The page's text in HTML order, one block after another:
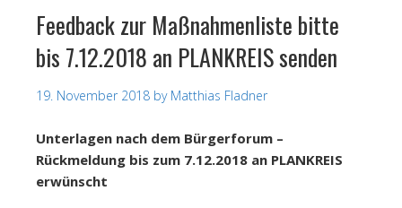
Feedback zur Maßnahmenliste bitte
bis 7.12.2018 an PLANKREIS senden
19. November 2018 by Matthias Fladner
Unterlagen nach dem Bürgerforum –
Rückmeldung bis zum 7.12.2018 an PLANKREIS
erwünscht